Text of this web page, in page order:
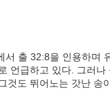
출 32:8을 인용하며
언급하고 있다. 그러
것도 뛰어노는 갓난 송